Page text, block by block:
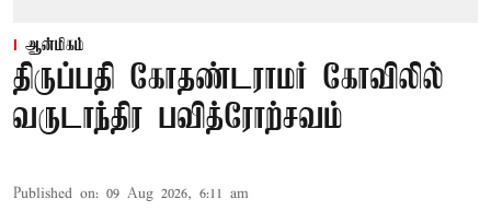
ஆன்மிகம்
திருப்பதி கோதண்டராமர் கோவிலில்
வருடாந்திர பவித்ரோற்சவம்
Published on: 09 Aug 2026, 6:11 am